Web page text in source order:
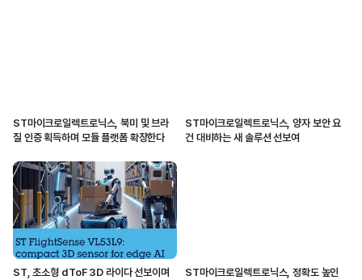
ST마이크로일렉트로닉스, 북미 및 브라
질 인증 획득하며 모듈 플랫폼 확장한다
ST마이크로일렉트로닉스, 양자 보안 요
건 대비하는 새 솔루션 선보여
ST, 초소형 dToF 3D 라이다 선보이며
ST마이크로일렉트로닉스, 정확도 높인